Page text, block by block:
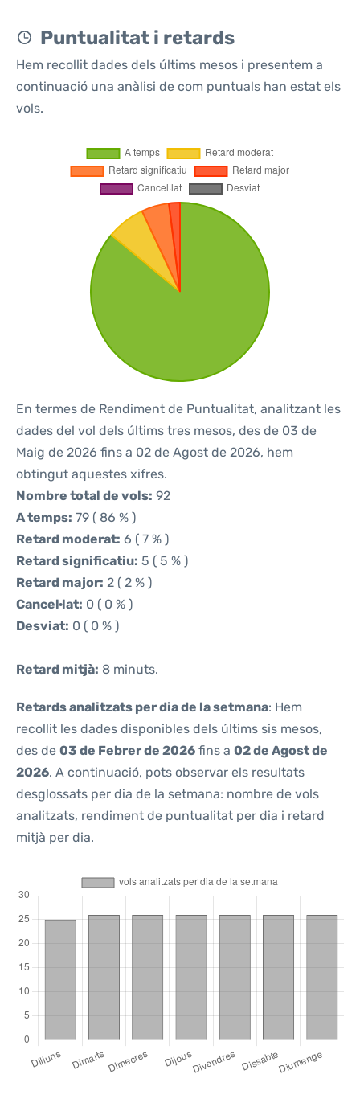
Puntualitat i retards
Hem recollit dades dels últims mesos i presentem a
continuació una anàlisi de com puntuals han estat els
vols.
En termes de Rendiment de Puntualitat, analitzant les
dades del vol dels últims tres mesos, des de 03 de
Maig de 2026 fins a 02 de Agost de 2026, hem
obtingut aquestes xifres.
Nombre total de vols: 92
A temps: 79 ( 86 % )
Retard moderat: 6 ( 7 % )
Retard significatiu: 5 ( 5 % )
Retard major: 2 ( 2 % )
Cancel·lat: 0 ( 0 % )
Desviat: 0 ( 0 % )
Retard mitjà: 8 minuts.
Retards analitzats per dia de la setmana: Hem
recollit les dades disponibles dels últims sis mesos,
des de 03 de Febrer de 2026 fins a 02 de Agost de
2026. A continuació, pots observar els resultats
desglossats per dia de la setmana: nombre de vols
analitzats, rendiment de puntualitat per dia i retard
mitjà per dia.